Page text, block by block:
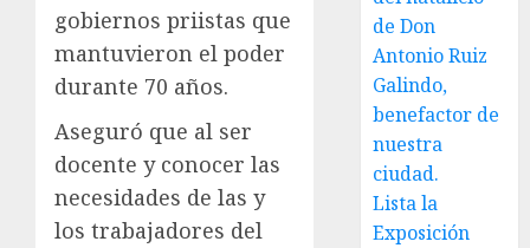
gobiernos priistas que
mantuvieron el poder
durante 70 años.
Aseguró que al ser
docente y conocer las
necesidades de las y
los trabajadores del
de Don
Antonio Ruiz
Galindo,
benefactor de
nuestra
ciudad.
Lista la
Exposición